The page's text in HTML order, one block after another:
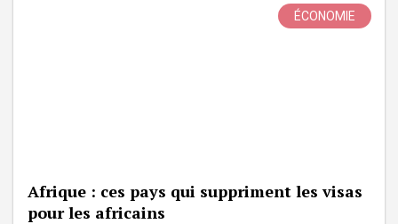
ÉCONOMIE
Afrique : ces pays qui suppriment les visas
pour les africains